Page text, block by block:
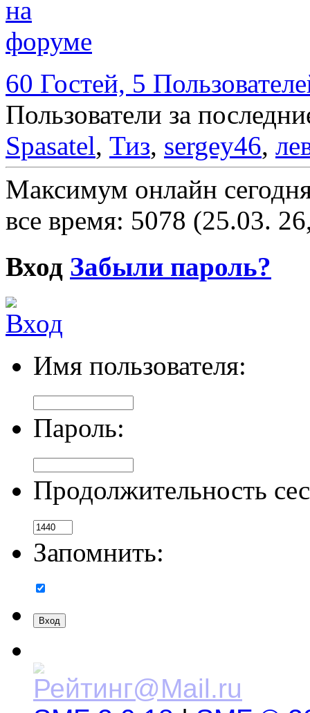
60 Гостей, 5
Пользователи за
Spasatel, Тиз, sergey46,
Максимум онлайн
все время: 5078 (25.03.
Вход Забыли пароль?
Имя пользователя:
Пароль:
Продолжительность
Запомнить: